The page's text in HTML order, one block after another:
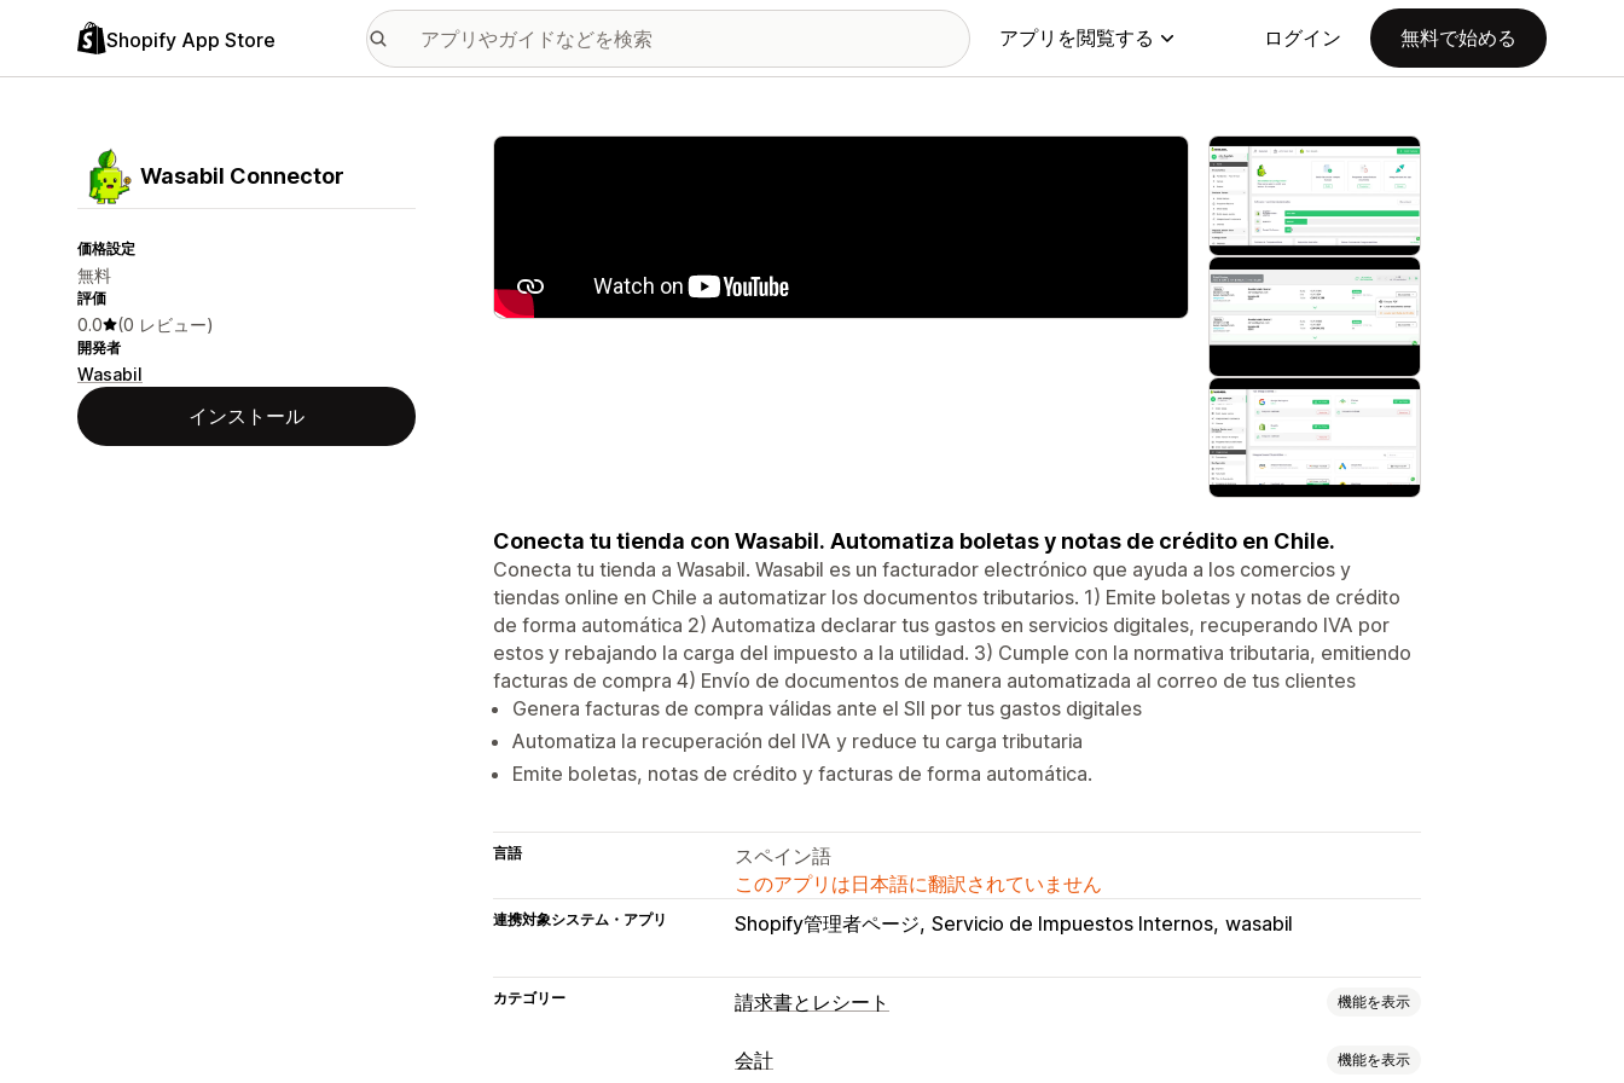
Shopify App Store アプリを閲覧する ログイン 無料で始める
Wasabil Connector
価格設定
無料
評価
0.0 (0 レビュー)
開発者
Wasabil
インストール
特集の画像ギャラリー
Conecta tu tienda con Wasabil. Automatiza boletas y notas de crédito en Chile.
Conecta tu tienda a Wasabil. Wasabil es un facturador electrónico que ayuda a los comercios y
tiendas online en Chile a automatizar los documentos tributarios. 1) Emite boletas y notas de crédito
de forma automática 2) Automatiza declarar tus gastos en servicios digitales, recuperando IVA por
estos y rebajando la carga del impuesto a la utilidad. 3) Cumple con la normativa tributaria, emitiendo
facturas de compra 4) Envío de documentos de manera automatizada al correo de tus clientes
Genera facturas de compra válidas ante el SII por tus gastos digitales
Automatiza la recuperación del IVA y reduce tu carga tributaria
Emite boletas, notas de crédito y facturas de forma automática.
言語
スペイン語
このアプリは日本語に翻訳されていません
連携対象システム・アプリ Shopify管理者ページ Servicio de Impuestos Internos wasabil
カテゴリー 請求書とレシート 機能を表示
ドキュメントタイプ
会計 機能を表示